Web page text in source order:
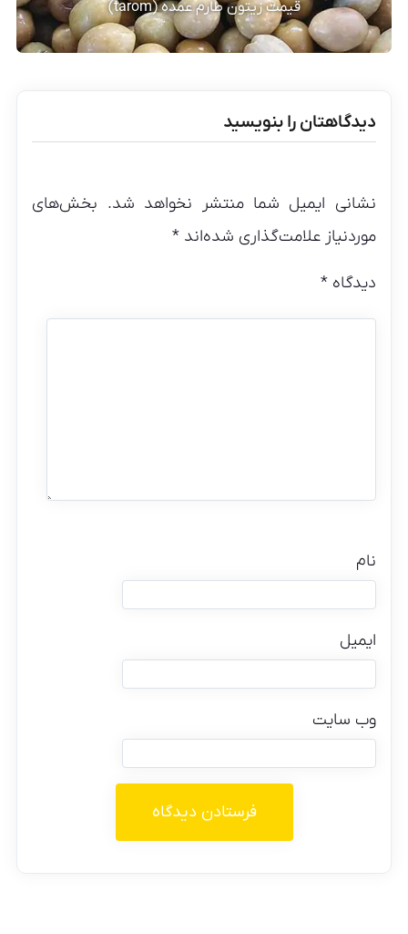
قیمت زیتون طارم عمده (tarom)
دیدگاهتان را بنویسید
نشانی ایمیل شما منتشر نخواهد شد. بخش‌های
موردنیاز علامت‌گذاری شده‌اند*
دیدگاه*
نام
ایمیل
وب‌ سایت